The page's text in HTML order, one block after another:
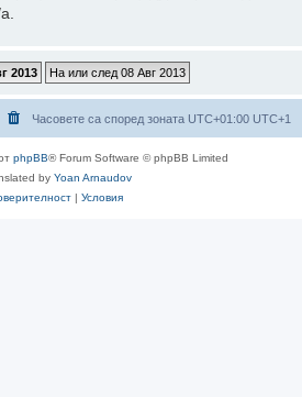
Часовете са според зоната UTC+01:00 UTC+1
phpBB® Forum Software © phpBB Limited
by Yoan Arnaudov
Условия